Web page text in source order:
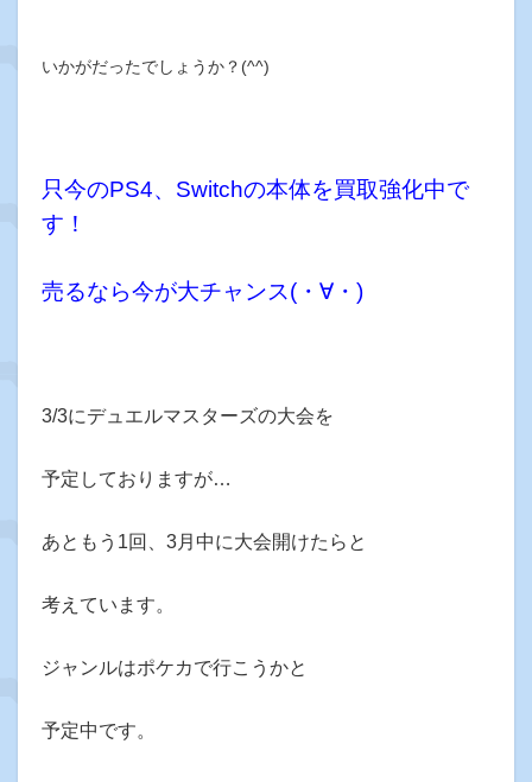
いかがだったでしょうか？(^^)
只今のPS4、Switchの本体を買取強化中で
す！
売るなら今が大チャンス(・∀・)
3/3にデュエルマスターズの大会を
予定しておりますが…
あともう1回、3月中に大会開けたらと
考えています。
ジャンルはポケカで行こうかと
予定中です。